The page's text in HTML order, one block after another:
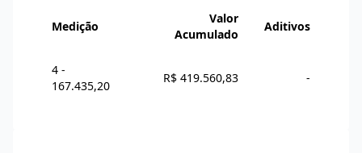
Medição
Valor
Acumulado
Aditivos
4 -
167.435,20
R$ 419.560,83 -